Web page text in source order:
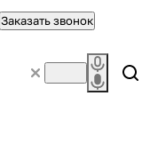
Заказать звонок